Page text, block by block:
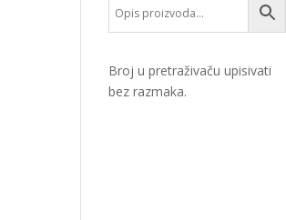
Broj u pretraživaču upisivati
bez razmaka.